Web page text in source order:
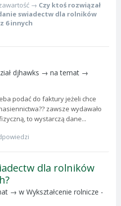
→ Czy ktoś rozwiązał
swiadectw dla rolników
6 innych
djhawks → na temat →
podać do faktury jeżeli chce
zawsze wydawało
to wystarczą dane...
dla rolników
→ w Wykształcenie rolnicze -